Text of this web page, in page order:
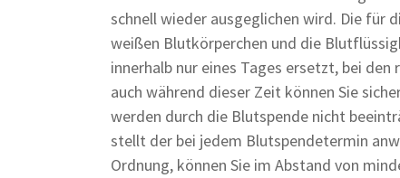
schnell wieder ausgeglichen wird. Die für
weißen Blutkörperchen und die
innerhalb nur eines Tages ersetzt, bei
auch während dieser Zeit können Sie
werden durch die Blutspende nicht
stellt der bei jedem Blutspendetermin
Ordnung, können Sie im Abstand von